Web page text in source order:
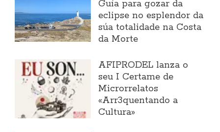
Guía para gozar da
eclipse no esplendor da
súa totalidade na Costa
da Morte
AFIPRODEL lanza o
seu I Certame de
Microrrelatos
«Arr3quentando a
Cultura»